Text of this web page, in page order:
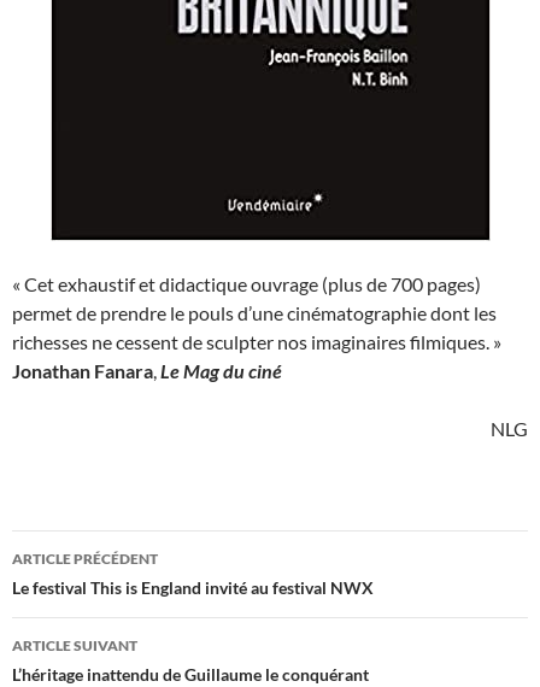
« Cet exhaustif et didactique ouvrage (plus de 700 pages)
permet de prendre le pouls d’une cinématographie dont les
richesses ne cessent de sculpter nos imaginaires filmiques. »
Jonathan Fanara,Le Mag du ciné
NLG
Navigation
des
articles
ARTICLE PRÉCÉDENT
Le festival This is England invité au festival NWX
ARTICLE SUIVANT
L’héritage inattendu de Guillaume le conquérant